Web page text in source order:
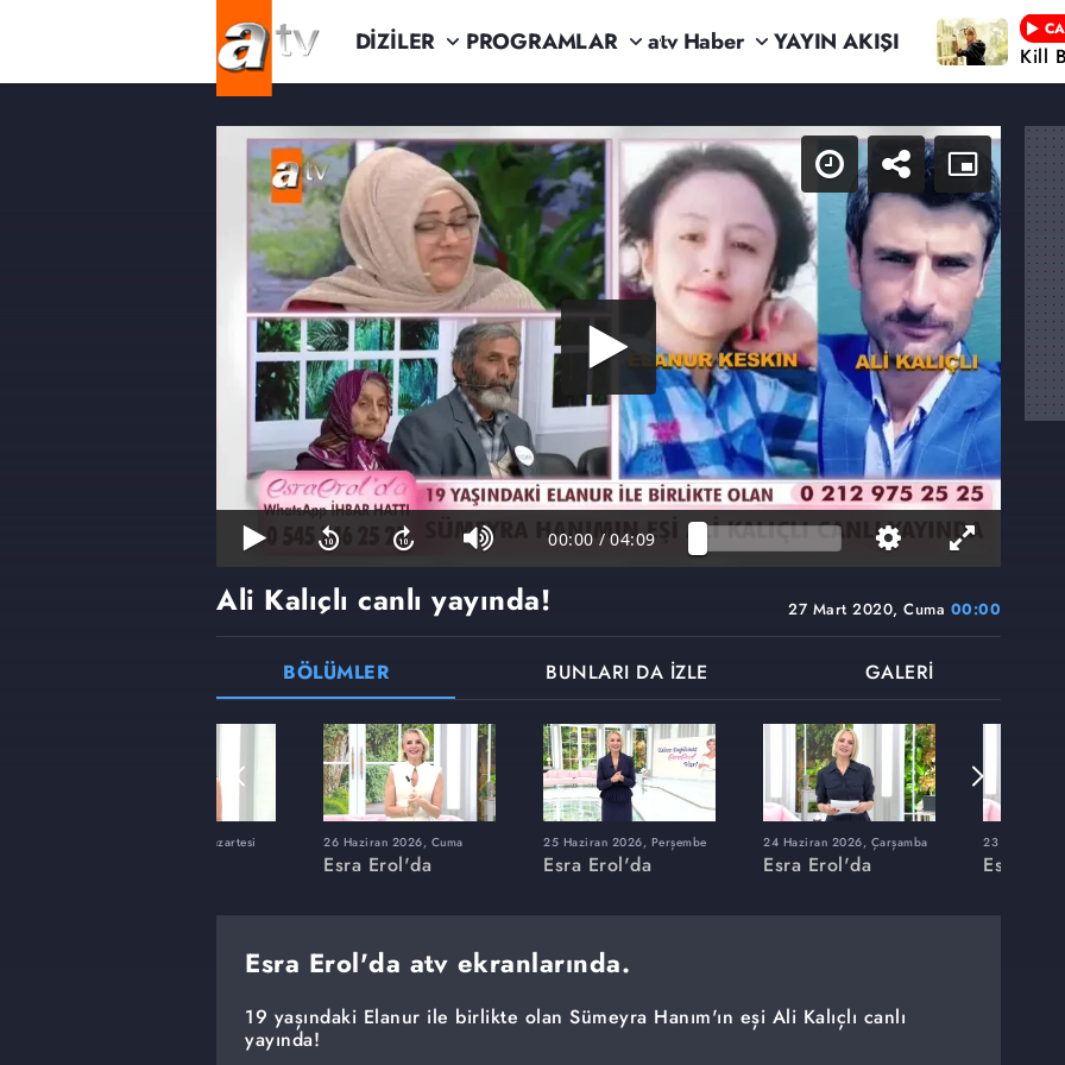
DİZİLER PROGRAMLAR atv Haber YAYIN AKIŞI Kill
00:00 / 04:09
27 Mart 2020, Cuma 00:00
Ali Kalıçlı canlı yayında!
BÖLÜMLER BUNLARI DA İZLE GALERİ
8 Haziran 2026, Pazartesi 26 Haziran 2026, Cuma
Esra Erol'da
25 Haziran 2026, Perşembe
Esra Erol'da
24 Haziran 2026, Çarşamba
Esra Erol'da
23 Haziran
Esra
Esra Erol'da atv ekranlarında.
19 yaşındaki Elanur ile birlikte olan Sümeyra Hanım'ın eşi Ali Kalıçlı canlı
yayında!